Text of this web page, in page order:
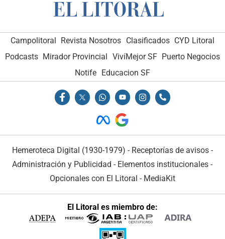
Campolitoral Revista Nosotros Clasificados CYD Litoral
Podcasts Mirador Provincial VivíMejor SF Puerto Negocios
Notife
Educacion SF
Hemeroteca Digital (1930-1979) - Receptorías de avisos -
Administración y Publicidad - Elementos institucionales -
Opcionales con El Litoral - MediaKit
El Litoral es miembro de: